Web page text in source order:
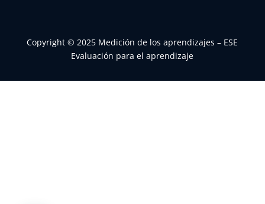
Copyright © 2025 Medición de los aprendizajes – ESE
Evaluación para el aprendizaje